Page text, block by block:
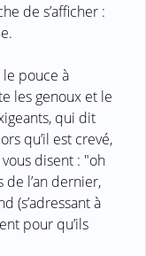
de s’afficher :
le pouce à
les genoux et le
qui dit
qu’il est crevé,
disent : "oh
de l’an dernier,
(s’adressant à
pour qu’ils